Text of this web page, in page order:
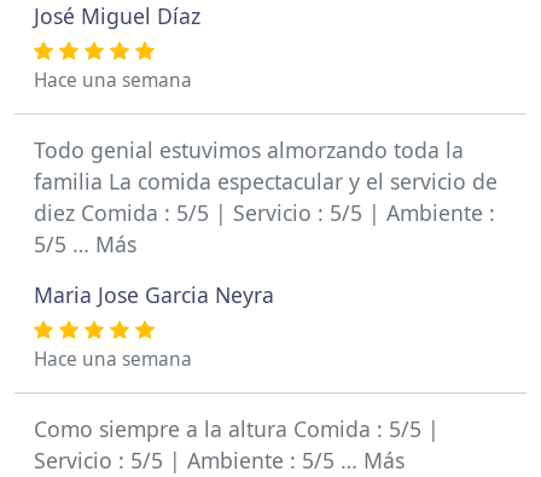
José Miguel Díaz
Hace una semana
Todo genial estuvimos almorzando toda la
familia La comida espectacular y el servicio de
diez Comida : 5/5 | Servicio : 5/5 | Ambiente :
5/5 … Más
Maria Jose Garcia Neyra
Hace una semana
Como siempre a la altura Comida : 5/5 |
Servicio : 5/5 | Ambiente : 5/5 … Más